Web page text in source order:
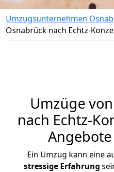
Umzugsunternehmen
Osnabrück nach Echtz-
Umzüge
nach Echtz-
Ein Umzug kann eine
stressige Erfahrung